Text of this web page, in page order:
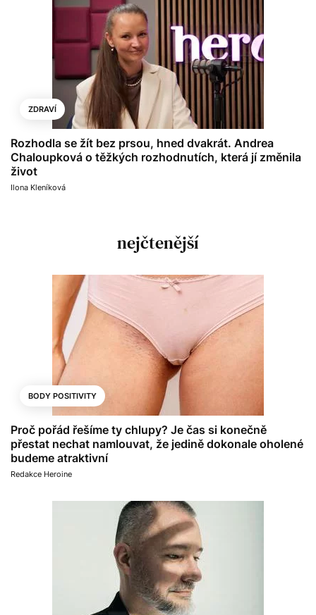
ZDRAVÍ
Rozhodla se žít bez prsou, hned dvakrát. Andrea
Chaloupková o těžkých rozhodnutích, která jí změnila
život
Ilona Kleníková
nejčtenější
BODY POSITIVITY
Proč pořád řešíme ty chlupy? Je čas si konečně
přestat nechat namlouvat, že jedině dokonale oholené
budeme atraktivní
Redakce Heroine